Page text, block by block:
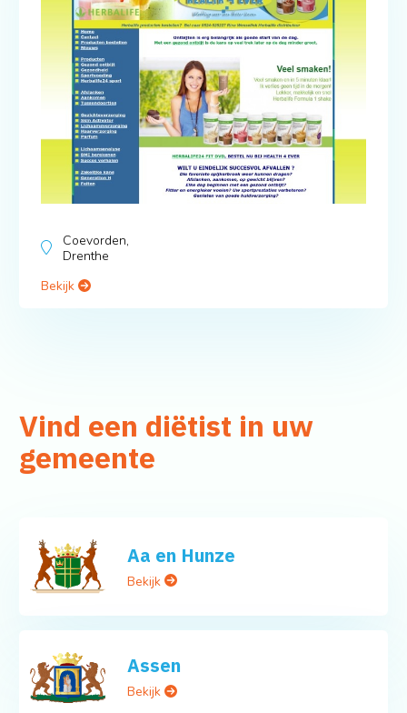
Coevorden,
Drenthe
Bekijk
Vind een diëtist in uw
gemeente
Aa en Hunze
Bekijk
Assen
Bekijk